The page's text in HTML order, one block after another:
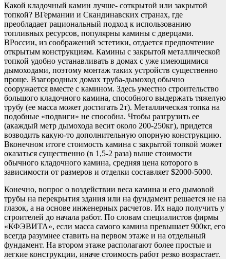
Какой кладочный камин лучше- соткрытой или закрытой
топкой? ВГермании и Скандинавских странах, где
преобладает рациональный подход к использованию
топливных ресурсов, популярны камины с дверцами.
ВРоссии, из соображений эстетики, отдается предпочтение
открытым конструкциям. Камины с закрытой металлической
топкой удобно устанавливать в домах с уже имеющимися
дымоходами, поэтому монтаж таких устройств существенно
проще. Взагородных домах труба-дымоход обычно
сооружается вместе с камином. Здесь уместно строительство
большого кладочного камина, способного выдержать тяжелую
трубу (ее масса может достигать 2т). Металлическая топка на
подобные «подвиги» не способна. Чтобы разгрузить ее
(акаждый метр дымохода весит около 200-250кг), придется
возводить какую-то дополнительную опорную конструкцию.
Вконечном итоге стоимость камина с закрытой топкой может
оказаться существенно (в 1,5-2 раза) выше стоимости
обычного кладочного камина, средняя цена которого в
зависимости от размеров и отделки составляет $2000-5000.
Конечно, вопрос о воздействии веса камина и его дымовой
трубы на перекрытия здания или на фундамент решается не на
глазок, а на основе инженерных расчетов. Их надо получить у
строителей до начала работ. По словам специалистов фирмы
«КФЭВИТА», если масса самого камина превышает 900кг, его
всегда разумнее ставить на первом этаже и на отдельный
фундамент. На втором этаже располагают более простые и
легкие конструкции, иначе стоимость работ резко возрастает.